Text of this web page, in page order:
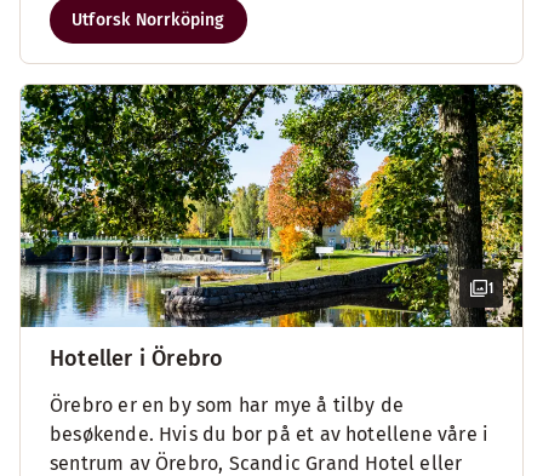
Utforsk Norrköping
1
Hoteller i Örebro
Örebro er en by som har mye å tilby de
besøkende. Hvis du bor på et av hotellene våre i
sentrum av Örebro, Scandic Grand Hotel eller